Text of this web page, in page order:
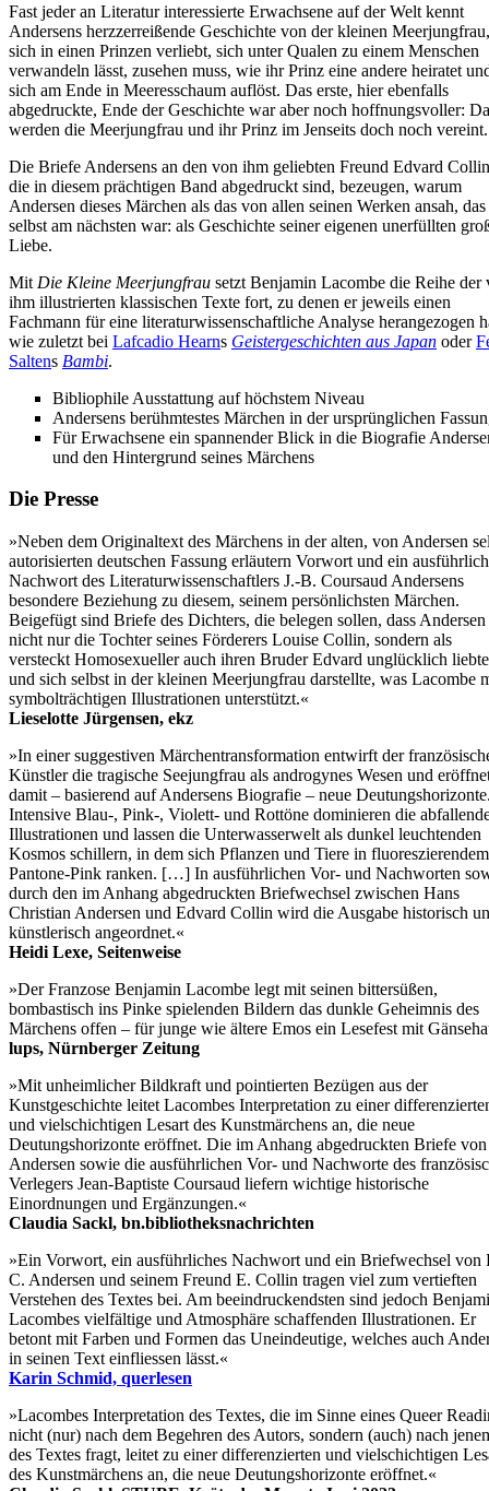
Fast jeder an Literatur interessierte Erwachsene auf der Welt kennt
Andersens herzzerreißende Geschichte von der kleinen
sich in einen Prinzen verliebt, sich unter Qualen zu einem Menschen
verwandeln lässt, zusehen muss, wie ihr Prinz eine andere heiratet
sich am Ende in Meeresschaum auflöst. Das erste, hier ebenfalls
abgedruckte, Ende der Geschichte war aber noch hoffnungsvoller:
werden die Meerjungfrau und ihr Prinz im Jenseits doch noch vereint.
Die Briefe Andersens an den von ihm geliebten Freund Edvard
die in diesem prächtigen Band abgedruckt sind, bezeugen, warum
Andersen dieses Märchen als das von allen seinen Werken ansah,
selbst am nächsten war: als Geschichte seiner eigenen unerfüllten
Liebe.
Mit Die Kleine Meerjungfrau setzt Benjamin Lacombe die Reihe der
ihm illustrierten klassischen Texte fort, zu denen er jeweils einen
Fachmann für eine literaturwissenschaftliche Analyse herangezogen
wie zuletzt bei Lafcadio Hearns Geistergeschichten aus Japan oder
Saltens Bambi.
Bibliophile Ausstattung auf höchstem Niveau
Andersens berühmtestes Märchen in der ursprünglichen
Für Erwachsene ein spannender Blick in die Biografie
und den Hintergrund seines Märchens
Die Presse
»Neben dem Originaltext des Märchens in der alten, von Andersen
autorisierten deutschen Fassung erläutern Vorwort und ein
Nachwort des Literaturwissenschaftlers J.-B. Coursaud Andersens
besondere Beziehung zu diesem, seinem persönlichsten Märchen.
Beigefügt sind Briefe des Dichters, die belegen sollen, dass Andersen
nicht nur die Tochter seines Förderers Louise Collin, sondern als
versteckt Homosexueller auch ihren Bruder Edvard unglücklich liebte
und sich selbst in der kleinen Meerjungfrau darstellte, was Lacombe
symbolträchtigen Illustrationen unterstützt.«
Lieselotte Jürgensen, ekz
»In einer suggestiven Märchentransformation entwirft der
Künstler die tragische Seejungfrau als androgynes Wesen und
damit – basierend auf Andersens Biografie – neue
Intensive Blau-, Pink-, Violett- und Rottöne dominieren die
Illustrationen und lassen die Unterwasserwelt als dunkel leuchtenden
Kosmos schillern, in dem sich Pflanzen und Tiere in fluoreszierendem
Pantone-Pink ranken. […] In ausführlichen Vor- und Nachworten
durch den im Anhang abgedruckten Briefwechsel zwischen Hans
Christian Andersen und Edvard Collin wird die Ausgabe historisch
künstlerisch angeordnet.«
Heidi Lexe, Seitenweise
»Der Franzose Benjamin Lacombe legt mit seinen bittersüßen,
bombastisch ins Pinke spielenden Bildern das dunkle Geheimnis des
Märchens offen – für junge wie ältere Emos ein Lesefest mit
lups, Nürnberger Zeitung
»Mit unheimlicher Bildkraft und pointierten Bezügen aus der
Kunstgeschichte leitet Lacombes Interpretation zu einer
und vielschichtigen Lesart des Kunstmärchens an, die neue
Deutungshorizonte eröffnet. Die im Anhang abgedruckten Briefe von
Andersen sowie die ausführlichen Vor- und Nachworte des
Verlegers Jean-Baptiste Coursaud liefern wichtige historische
Einordnungen und Ergänzungen.«
Claudia Sackl, bn.bibliotheksnachrichten
»Ein Vorwort, ein ausführliches Nachwort und ein Briefwechsel von
C. Andersen und seinem Freund E. Collin tragen viel zum vertieften
Verstehen des Textes bei. Am beeindruckendsten sind jedoch
Lacombes vielfältige und Atmosphäre schaffenden Illustrationen. Er
betont mit Farben und Formen das Uneindeutige, welches auch
in seinen Text einfliessen lässt.«
Karin Schmid, querlesen
»Lacombes Interpretation des Textes, die im Sinne eines Queer
nicht (nur) nach dem Begehren des Autors, sondern (auch) nach
des Textes fragt, leitet zu einer differenzierten und vielschichtigen
des Kunstmärchens an, die neue Deutungshorizonte eröffnet.«